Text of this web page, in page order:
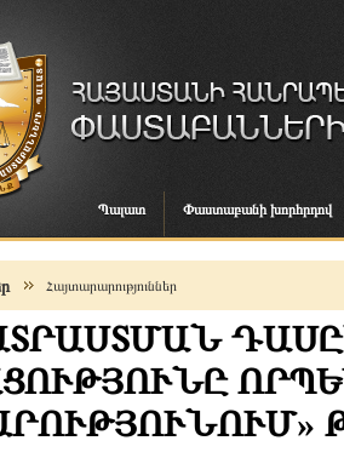
Պալատ Փաստաբանի խորհրդով
Հայտարարություններ